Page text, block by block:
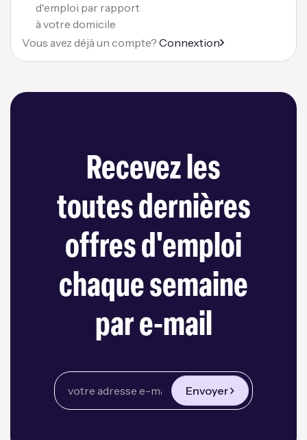
d'emploi par rapport
à votre domicile
Vous avez déjà un compte? Connextion
Recevez les
toutes dernières
offres d'emploi
chaque semaine
par e-mail
Envoyer